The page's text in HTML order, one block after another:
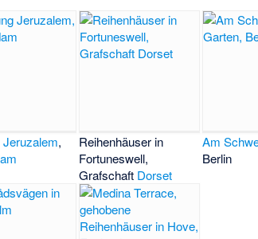
Jeruzalem,
Reihenhäuser in
Fortuneswell,
Grafschaft Dorset
Am
Berlin